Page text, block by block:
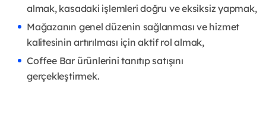
almak, kasadaki işlemleri doğru ve eksiksiz yapmak,
Mağazanın genel düzenin sağlanması ve hizmet
kalitesinin artırılması için aktif rol almak,
Coffee Bar ürünlerini tanıtıp satışını
gerçekleştirmek.